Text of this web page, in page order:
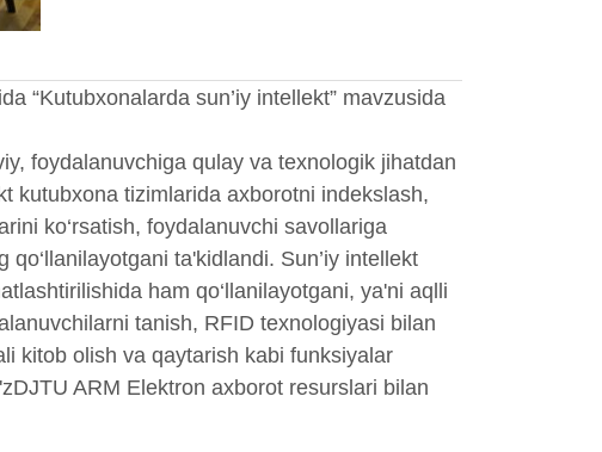
“Kutubxonalarda sun’iy intellekt” mavzusida
foydalanuvchiga qulay va texnologik jihatdan
kutubxona tizimlarida axborotni indekslash,
ko‘rsatish, foydalanuvchi savollariga
ta'kidlandi. Sun’iy intellekt
ham qo‘llanilayotgani, ya'ni aqlli
tanish, RFID texnologiyasi bilan
kitob olish va qaytarish kabi funksiyalar
ARM Elektron axborot resurslari bilan